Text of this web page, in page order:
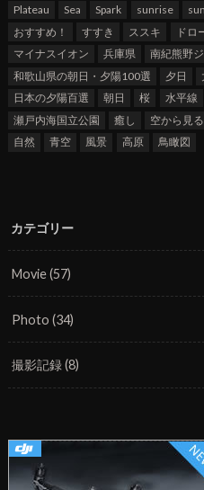
Plateau
Sea Spark sunrise
おすすめ！
すすき ススキ ドロ
マイナスイオン
兵庫県 南紀熊野
和歌山県の朝日・夕陽100選
夕日
日本の夕陽百選
朝日 桜 水平線
瀬戸内海国立公園
癒し 空から見
自然
青空 風景 高原 鳥瞰図
カテゴリー
Movie(57)
Photo(34)
撮影記録(8)